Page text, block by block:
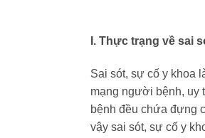
I. Thực trạng về sai
Sai sót, sự cố y khoa
mạng người bệnh, uy
bệnh đều chứa đựng
vậy sai sót, sự cố y